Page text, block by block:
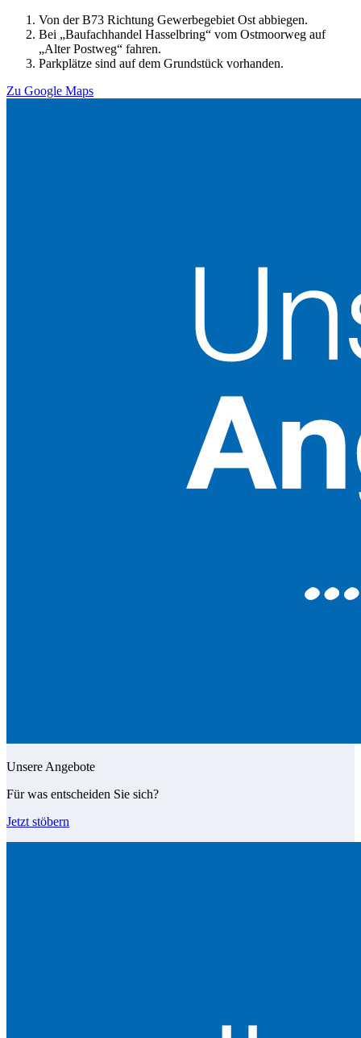
Von der B73 Richtung Gewerbegebiet Ost abbiegen.
Bei „Baufachhandel Hasselbring“ vom Ostmoorweg auf
„Alter Postweg“ fahren.
Parkplätze sind auf dem Grundstück vorhanden.
Zu Google Maps
Unsere Angebote
Für was entscheiden Sie sich?
Jetzt stöbern